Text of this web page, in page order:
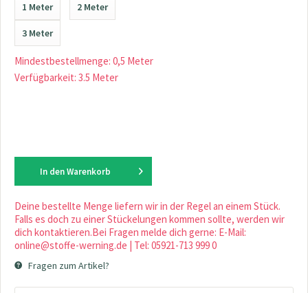
1 Meter 2 Meter
3 Meter
Mindestbestellmenge: 0,5 Meter
Verfügbarkeit: 3.5 Meter
In den Warenkorb
Deine bestellte Menge liefern wir in der Regel an einem Stück.
Falls es doch zu einer Stückelungen kommen sollte, werden wir
dich kontaktieren.Bei Fragen melde dich gerne: E-Mail:
online@stoffe-werning.de | Tel: 05921-713 999 0
Fragen zum Artikel?